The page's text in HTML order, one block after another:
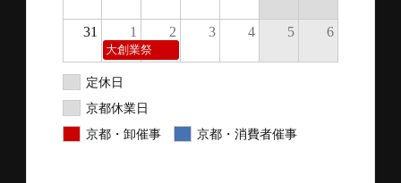
31 1 2 3 4 5 6
大創業祭
定休日
京都休業日
京都・卸催事
京都・消費者催事